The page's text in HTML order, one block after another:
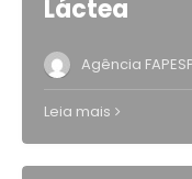
Láctea
Agência
Leia mais